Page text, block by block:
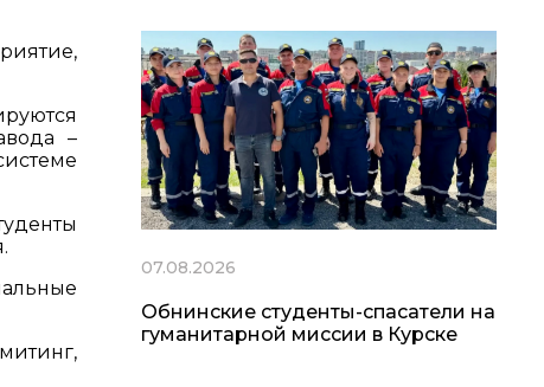
–
07.08.2026
Обнинские студенты-спасатели на
гуманитарной миссии в Курске